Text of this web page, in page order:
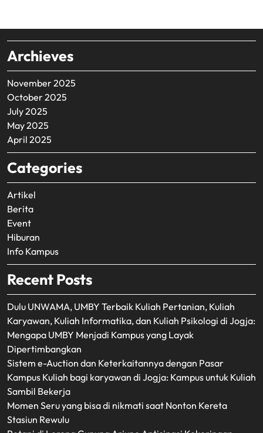
Archieves
November 2025
October 2025
July 2025
May 2025
April 2025
Categories
Artikel
Berita
Event
Hiburan
Info Kampus
Recent Posts
Dulu UNWAMA, UMBY Terbaik Kuliah Pertanian, Kuliah
Karyawan, Kuliah Informatika, dan Kuliah Psikologi di Jogja:
Mengapa UMBY Menjadi Kampus yang Layak
Dipertimbangkan
Sistem e-Auction dan Keterkaitannya dengan Pasar
Kampus Kuliah bagi karyawan di Jogja: Kampus untuk Kuliah
Sambil Bekerja
Momen Seru yang bisa di nikmati saat Nonton Kereta
Stasiun Rewulu